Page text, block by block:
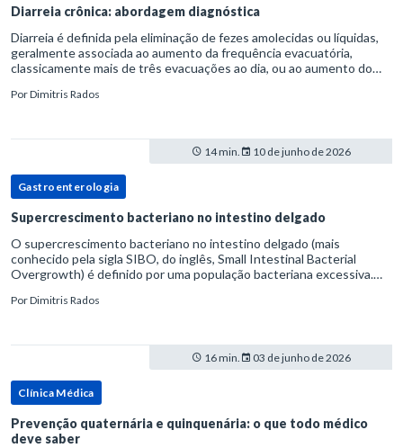
Diarreia crônica: abordagem diagnóstica
Diarreia é definida pela eliminação de fezes amolecidas ou líquidas,
geralmente associada ao aumento da frequência evacuatória,
classicamente mais de três evacuações ao dia, ou ao aumento do
PorDimitris Rados
14 min. 10 de junho de 2026
Gastroenterologia
Supercrescimento bacteriano no intestino delgado
O supercrescimento bacteriano no intestino delgado (mais
conhecido pela sigla SIBO, do inglês, Small Intestinal Bacterial
Overgrowth) é definido por uma população bacteriana excessiva.
PorDimitris Rados
16 min. 03 de junho de 2026
Clínica Médica
Prevenção quaternária e quinquenária: o que todo médico
deve saber